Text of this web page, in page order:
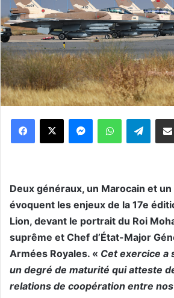
WhatsApp Telegram
Deux généraux, un Marocain et
évoquent les enjeux de la 17e
Lion, devant le portrait du Roi
suprême et Chef d’État-Major
Armées Royales. « Cet exercice a
un degré de maturité qui atteste
relations de coopération entre